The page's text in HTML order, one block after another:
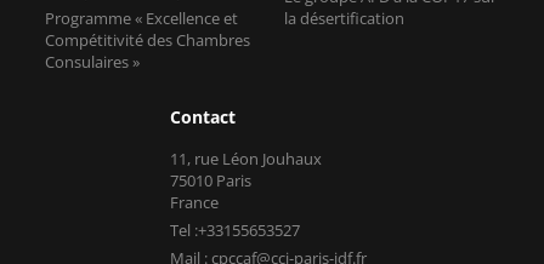
Programme « Excellence et
Compétitivité des Chambres
Consulaires »
la désertification
Contact
11, rue Léon Jouhaux
75010 Paris
France
Tel :+33155653527
Mail : cpccaf@cci-paris-idf.fr